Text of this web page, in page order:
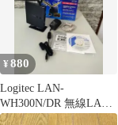
¥880
Logitec LAN-
WH300N/DR 無線LAN
ルーター 箱付